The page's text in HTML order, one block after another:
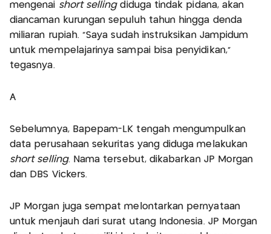
mengenai short sellingdiduga tindak pidana, akan
diancaman kurungan sepuluh tahun hingga denda
miliaran rupiah. "Saya sudah instruksikan Jampidum
untuk mempelajarinya sampai bisa penyidikan,"
tegasnya.
Â
Sebelumnya, Bapepam-LK tengah mengumpulkan
data perusahaan sekuritas yang diduga melakukan
short selling. Nama tersebut, dikabarkan JP Morgan
dan DBS Vickers.
JP Morgan juga sempat melontarkan pernyataan
untuk menjauh dari surat utang Indonesia. JP Morgan